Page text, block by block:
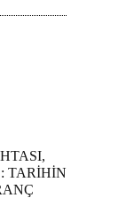
TARİHİN